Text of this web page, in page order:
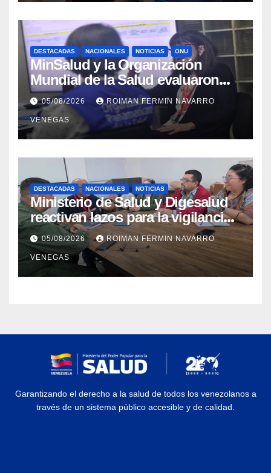
DESTACADAS NACIONALES NOTICIAS ONU
MinSalud y la Organización
Mundial de la Salud evaluaron
propuesta técnica integral en
materia de agua saneamiento e
higiene ante contingencia
sísmica
05/08/2026 ROIMAN FERMIN NAVARRO
VENEGAS
DESTACADAS NACIONALES NOTICIAS
Ministerio de Salud y Digesalud
reactivan lazos para la vigilancia
epidemiológica y el control de
enfermedades
05/08/2026 ROIMAN FERMIN NAVARRO
VENEGAS
Garantizando el derecho a la salud de todos los venezolanos a
través de un sistema público accesible y de calidad.